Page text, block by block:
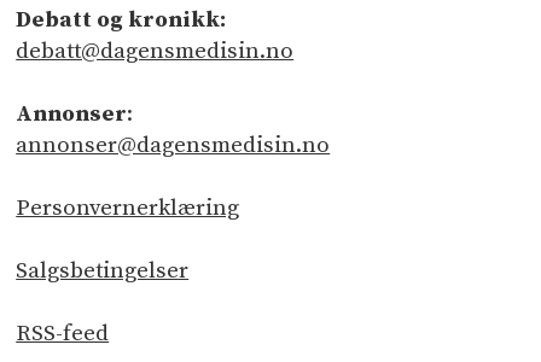
Debatt og kronikk:
debatt@dagensmedisin.no
Annonser:
annonser@dagensmedisin.no
Personvernerklæring
Salgsbetingelser
RSS-feed